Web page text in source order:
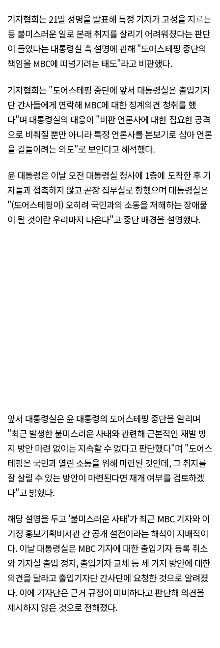
기자협회는 21일 성명을 발표해 특정 기자가 고성을 지르는
등 불미스러운 일로 본래 취지를 살리기 어려워졌다는 판단
이 들었다는 대통령실 측 설명에 관해 "도어스테핑 중단의
책임을 MBC에 떠넘기려는 태도"라고 비판했다.
기자협회는 "도어스테핑 중단에 앞서 대통령실은 출입기자
단 간사들에게 연락해 MBC에 대한 징계의견 청취를 했
다"며 대통령실의 대응이 "비판 언론사에 대한 집요한 공격
으로 비춰질 뿐만 아니라 특정 언론사를 본보기로 삼아 언론
을 길들이려는 의도"로 보인다고 해석했다.
윤 대통령은 이날 오전 대통령실 청사에 1층에 도착한 후 기
자들과 접촉하지 않고 곧장 집무실로 향했으며 대통령실은
"(도어스테핑이) 오히려 국민과의 소통을 저해하는 장애물
이 될 것이란 우려마저 나온다"고 중단 배경을 설명했다.
앞서 대통령실은 윤 대통령의 도어스테핑 중단을 알리며
"최근 발생한 불미스러운 사태와 관련해 근본적인 재발 방
지 방안 마련 없이는 지속할 수 없다고 판단했다"며 "도어스
테핑은 국민과 열린 소통을 위해 마련된 것인데, 그 취지를
잘 살릴 수 있는 방안이 마련된다면 재개 여부를 검토하겠
다"고 밝혔다.
해당 설명을 두고 '불미스러운 사태'가 최근 MBC 기자와 이
기정 홍보기획비서관 간 공개 설전이라는 해석이 지배적이
다. 이날 대통령실은 MBC 기자에 대한 출입기자 등록 취소
와 기자실 출입 정지, 출입기자 교체 등 세 가지 방안에 대한
의견을 달라고 출입기자단 간사단에 요청한 것으로 알려졌
다. 이에 기자단은 근거 규정이 미비하다고 판단해 의견을
제시하지 않은 것으로 전해졌다.